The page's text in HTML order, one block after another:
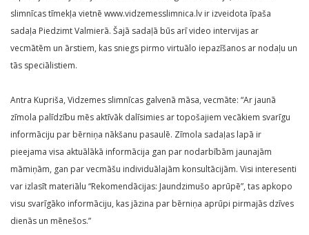
slimnīcas tīmekļa vietnē www.vidzemesslimnica.lv ir izveidota īpaša
sadaļa Piedzimt Valmierā. Šajā sadaļā būs arī video intervijas ar
vecmātēm un ārstiem, kas sniegs pirmo virtuālo iepazīšanos ar nodaļu un
tās speciālistiem.
Antra Kupriša, Vidzemes slimnīcas galvenā māsa, vecmāte: “Ar jaunā
zīmola palīdzību mēs aktīvāk dalīsimies ar topošajiem vecākiem svarīgu
informāciju par bērniņa nākšanu pasaulē. Zīmola sadaļas lapā ir
pieejama visa aktuālākā informācija gan par nodarbībām jaunajām
māmiņām, gan par vecmāšu individuālajām konsultācijām. Visi interesenti
var izlasīt materiālu “Rekomendācijas: Jaundzimušo aprūpē”, tas apkopo
visu svarīgāko informāciju, kas jāzina par bērniņa aprūpi pirmajās dzīves
dienās un mēnešos.”